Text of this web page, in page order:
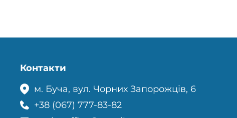
Контакти
м. Буча, вул. Чорних Запорожців, 6
+38 (067) 777-83-82